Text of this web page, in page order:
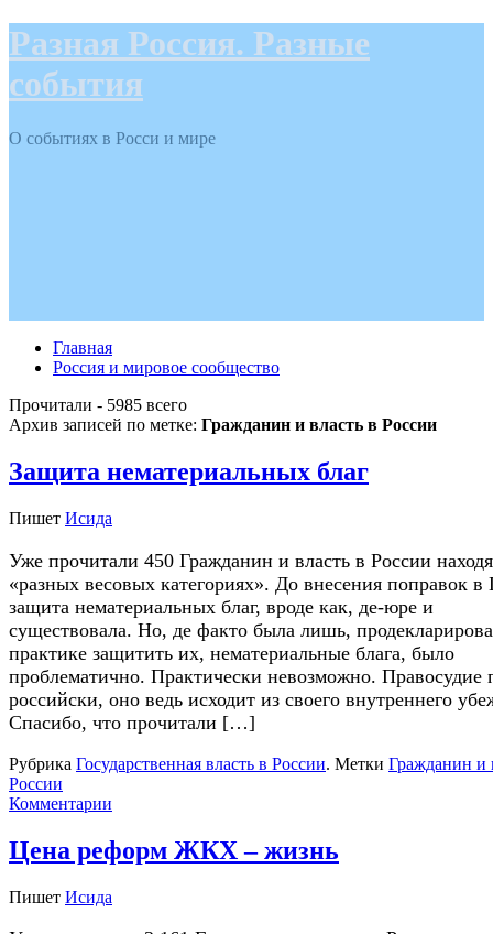
Разная Россия. Разные
события
О событиях в Росси и мире
Главная
Россия и мировое сообщество
Прочитали - 5985 всего
Архив записей по метке: Гражданин и власть в России
Защита нематериальных благ
Пишет Исида
Уже прочитали 450 Гражданин и власть в России
«разных весовых категориях». До внесения поправок
защита нематериальных благ, вроде как, де-юре и
существовала. Но, де факто была лишь,
практике защитить их, нематериальные блага, было
проблематично. Практически невозможно. Правосудие
российски, оно ведь исходит из своего внутреннего
Спасибо, что прочитали […]
Рубрика Государственная власть в России. Метки Гражданин и
России
Комментарии
Цена реформ ЖКХ – жизнь
Пишет Исида